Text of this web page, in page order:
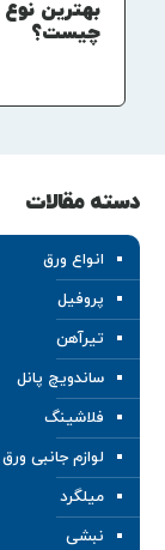
بهترین
چیست؟
دسته مقالات
انواع ورق
پروفیل
تیرآهن
ساندویچ پانل
فلاشینگ
لوازم جانبی
میلگرد
نبشی